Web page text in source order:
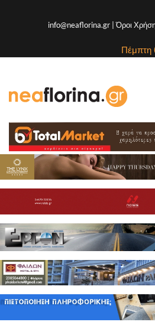
info@neaflorina.gr |Όροι
Πέμπτη